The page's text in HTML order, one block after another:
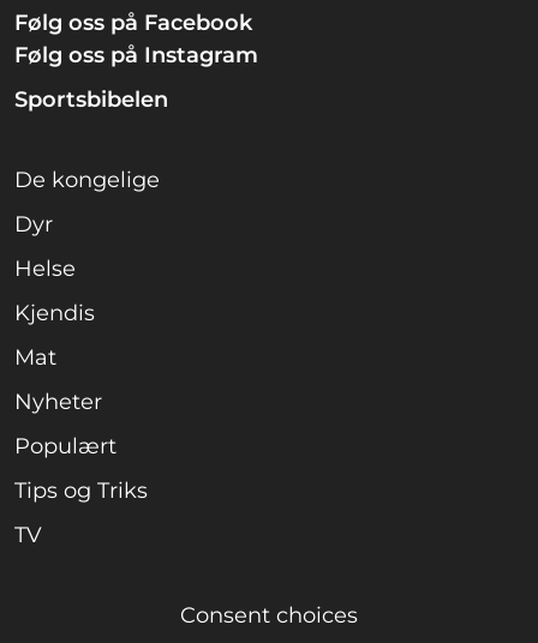
Følg oss på Facebook
Følg oss på Instagram
Sportsbibelen
De kongelige
Dyr
Helse
Kjendis
Mat
Nyheter
Populært
Tips og Triks
TV
Consent choices